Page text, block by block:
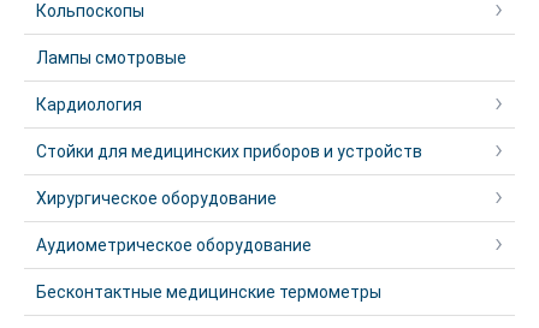
Кольпоскопы
Лампы смотровые
Кардиология
Стойки для медицинских приборов и устройств
Хирургическое оборудование
Аудиометрическое оборудование
Бесконтактные медицинские термометры